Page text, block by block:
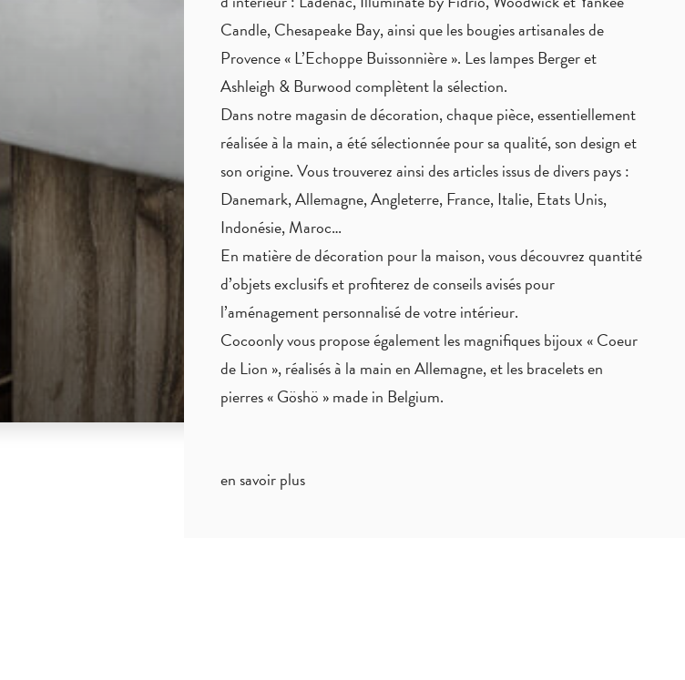
Candle, Chesapeake Bay, ainsi que les bougies artisanales de
Provence « L’Echoppe Buissonnière ». Les lampes Berger et
Ashleigh & Burwood complètent la sélection.
Dans notre magasin de décoration, chaque pièce,essentiellement
réalisée à la main, a été sélectionnée pour sa qualité, son design et
son origine. Vous trouverez ainsi des articles issus de divers pays :
Danemark, Allemagne, Angleterre, France, Italie, Etats Unis,
Indonésie, Maroc…
En matière de décoration pour la maison, vous découvrez quantité
d’objets exclusifset profiterez deconseils aviséspour
l’aménagement personnalisé de votre intérieur.
Cocoonly vous propose également les magnifiques bijoux « Coeur
de Lion », réalisés à la main en Allemagne, et les bracelets en
pierres « Göshö » made in Belgium.
en savoir plus